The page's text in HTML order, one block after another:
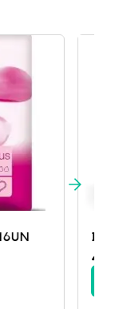
24 U